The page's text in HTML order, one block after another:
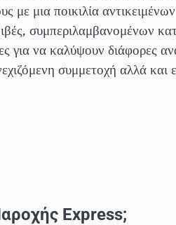
με μια ποικιλία
συμπεριλαμβανομένων
να καλύψουν διάφορες
συμμετοχή αλλά και
Express;